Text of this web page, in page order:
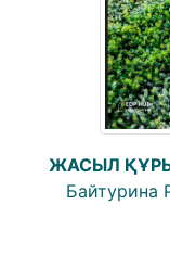
ЖАСЫЛ
Байтурина